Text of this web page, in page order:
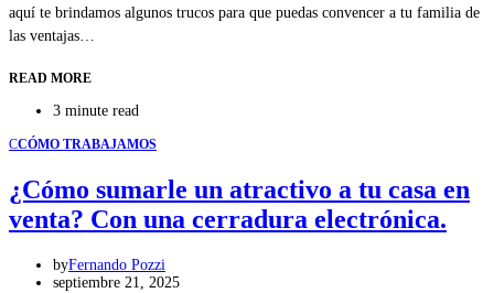
aquí te brindamos algunos trucos para que puedas convencer a tu familia de
las ventajas…
READ MORE
3 minute read
CCÓMO TRABAJAMOS
¿Cómo sumarle un atractivo a tu casa en
venta? Con una cerradura electrónica.
byFernando Pozzi
septiembre 21, 2025